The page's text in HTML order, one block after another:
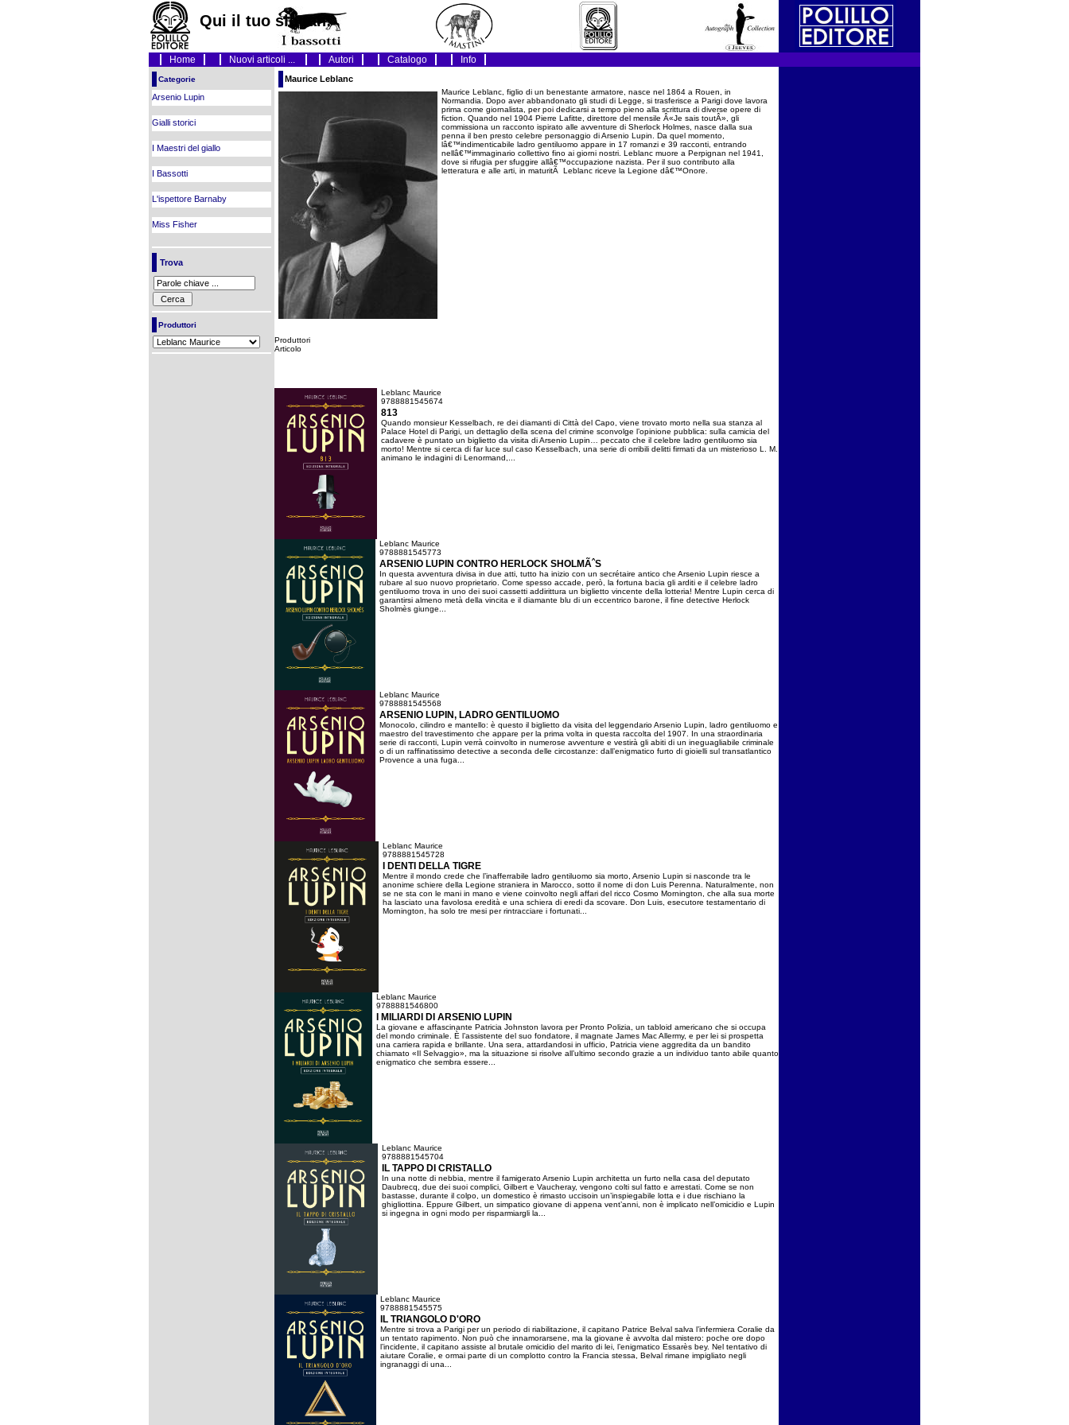
Qui il tuo slogan!
Home Nuovi articoli ... Autori Catalogo Info
Categorie
Arsenio Lupin
Gialli storici
I Maestri del giallo
I Bassotti
L'ispettore Barnaby
Miss Fisher
Trova
Produttori
Maurice Leblanc
Maurice Leblanc, figlio di un benestante armatore, nasce nel 1864 a Rouen, in
Normandia. Dopo aver abbandonato gli studi di Legge, si trasferisce a Parigi dove lavora
prima come giornalista, per poi dedicarsi a tempo pieno alla scrittura di diverse opere di
fiction. Quando nel 1904 Pierre Lafitte, direttore del mensile Â«Je sais toutÂ», gli
commissiona un racconto ispirato alle avventure di Sherlock Holmes, nasce dalla sua
penna il ben presto celebre personaggio di Arsenio Lupin. Da quel momento,
lâ€™indimenticabile ladro gentiluomo appare in 17 romanzi e 39 racconti, entrando
nellâ€™immaginario collettivo fino ai giorni nostri. Leblanc muore a Perpignan nel 1941,
dove si rifugia per sfuggire allâ€™occupazione nazista. Per il suo contributo alla
letteratura e alle arti, in maturitÃ Leblanc riceve la Legione dâ€™Onore.
Produttori
Articolo
Leblanc Maurice
9788881545674
813
Quando monsieur Kesselbach, re dei diamanti di Città del Capo, viene trovato morto nella sua stanza al
Palace Hotel di Parigi, un dettaglio della scena del crimine sconvolge l’opinione pubblica: sulla camicia del
cadavere è puntato un biglietto da visita di Arsenio Lupin… peccato che il celebre ladro gentiluomo sia
morto! Mentre si cerca di far luce sul caso Kesselbach, una serie di orribili delitti firmati da un misterioso L. M.
animano le indagini di Lenormand,...
Leblanc Maurice
9788881545773
ARSENIO LUPIN CONTRO HERLOCK SHOLMÃˆS
In questa avventura divisa in due atti, tutto ha inizio con un secrétaire antico che Arsenio Lupin riesce a
rubare al suo nuovo proprietario. Come spesso accade, però, la fortuna bacia gli arditi e il celebre ladro
gentiluomo trova in uno dei suoi cassetti addirittura un biglietto vincente della lotteria! Mentre Lupin cerca di
garantirsi almeno metà della vincita e il diamante blu di un eccentrico barone, il fine detective Herlock
Sholmès giunge...
Leblanc Maurice
9788881545568
ARSENIO LUPIN, LADRO GENTILUOMO
Monocolo, cilindro e mantello: è questo il biglietto da visita del leggendario Arsenio Lupin, ladro gentiluomo e
maestro del travestimento che appare per la prima volta in questa raccolta del 1907. In una straordinaria
serie di racconti, Lupin verrà coinvolto in numerose avventure e vestirà gli abiti di un ineguagliabile criminale
o di un raffinatissimo detective a seconda delle circostanze: dall’enigmatico furto di gioielli sul transatlantico
Provence a una fuga...
Leblanc Maurice
9788881545728
I DENTI DELLA TIGRE
Mentre il mondo crede che l’inafferrabile ladro gentiluomo sia morto, Arsenio Lupin si nasconde tra le
anonime schiere della Legione straniera in Marocco, sotto il nome di don Luis Perenna. Naturalmente, non
se ne sta con le mani in mano e viene coinvolto negli affari del ricco Cosmo Mornington, che alla sua morte
ha lasciato una favolosa eredità e una schiera di eredi da scovare. Don Luis, esecutore testamentario di
Mornington, ha solo tre mesi per rintracciare i fortunati...
Leblanc Maurice
9788881546800
I MILIARDI DI ARSENIO LUPIN
La giovane e affascinante Patricia Johnston lavora per Pronto Polizia, un tabloid americano che si occupa
del mondo criminale. È l’assistente del suo fondatore, il magnate James Mac Allermy, e per lei si prospetta
una carriera rapida e brillante. Una sera, attardandosi in ufficio, Patricia viene aggredita da un bandito
chiamato «Il Selvaggio», ma la situazione si risolve all’ultimo secondo grazie a un individuo tanto abile quanto
enigmatico che sembra essere...
Leblanc Maurice
9788881545704
IL TAPPO DI CRISTALLO
In una notte di nebbia, mentre il famigerato Arsenio Lupin architetta un furto nella casa del deputato
Daubrecq, due dei suoi complici, Gilbert e Vaucheray, vengono colti sul fatto e arrestati. Come se non
bastasse, durante il colpo, un domestico è rimasto uccisoin un’inspiegabile lotta e i due rischiano la
ghigliottina. Eppure Gilbert, un simpatico giovane di appena vent’anni, non è implicato nell’omicidio e Lupin
si ingegna in ogni modo per risparmiargli la...
Leblanc Maurice
9788881545575
IL TRIANGOLO D'ORO
Mentre si trova a Parigi per un periodo di riabilitazione, il capitano Patrice Belval salva l’infermiera Coralie da
un tentato rapimento. Non può che innamorarsene, ma la giovane è avvolta dal mistero: poche ore dopo
l’incidente, il capitano assiste al brutale omicidio del marito di lei, l’enigmatico Essarès bey. Nel tentativo di
aiutare Coralie, e ormai parte di un complotto contro la Francia stessa, Belval rimane impigliato negli
ingranaggi di una...